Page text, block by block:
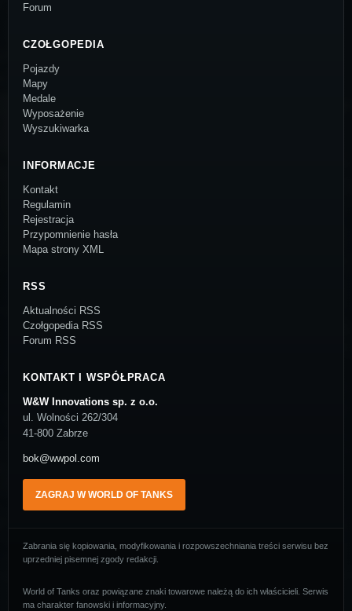
Forum
CZOŁGOPEDIA
Pojazdy
Mapy
Medale
Wyposażenie
Wyszukiwarka
INFORMACJE
Kontakt
Regulamin
Rejestracja
Przypomnienie hasła
Mapa strony XML
RSS
Aktualności RSS
Czołgopedia RSS
Forum RSS
KONTAKT I WSPÓŁPRACA
W&W Innovations sp. z o.o.
ul. Wolności 262/304
41-800 Zabrze
bok@wwpol.com
ZAGRAJ W WORLD OF TANKS
Zabrania się kopiowania, modyfikowania i rozpowszechniania treści serwisu bez
uprzedniej pisemnej zgody redakcji.
World of Tanks oraz powiązane znaki towarowe należą do ich właścicieli. Serwis
ma charakter fanowski i informacyjny.